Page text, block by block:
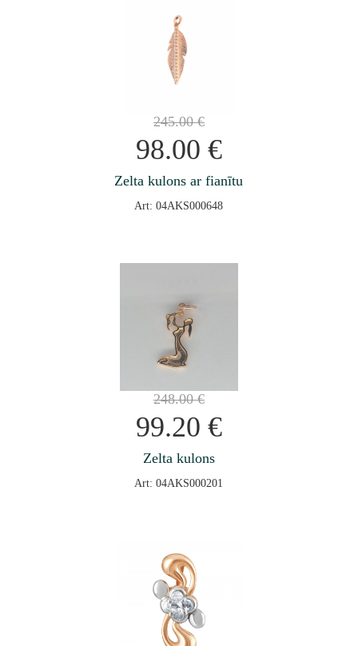
245.00€
98.00 €
Zelta kulons ar fianītu
Art: 04AKS000648
248.00€
99.20 €
Zelta kulons
Art: 04AKS000201